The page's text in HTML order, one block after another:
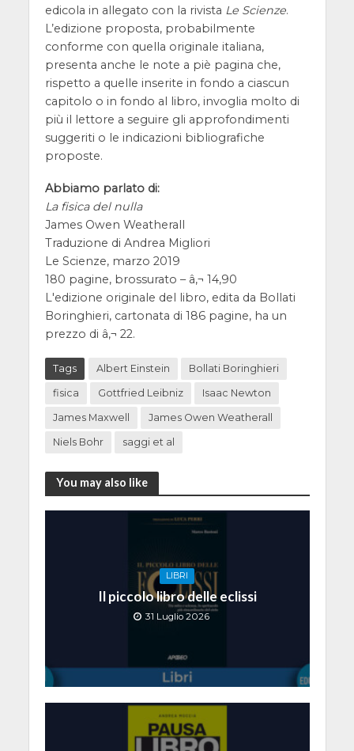
edicola in allegato con la rivista Le Scienze.
L’edizione proposta, probabilmente
conforme con quella originale italiana,
presenta anche le note a piè pagina che,
rispetto a quelle inserite in fondo a ciascun
capitolo o in fondo al libro, invoglia molto di
più il lettore a seguire gli approfondimenti
suggeriti o le indicazioni bibliografiche
proposte.
Abbiamo parlato di:
La fisica del nulla
James Owen Weatherall
Traduzione di Andrea Migliori
Le Scienze, marzo 2019
180 pagine, brossurato – â‚¬ 14,90
L'edizione originale del libro, edita da Bollati
Boringhieri, cartonata di 186 pagine, ha un
prezzo di â‚¬ 22.
Tags Albert Einstein Bollati Boringhieri
fisica Gottfried Leibniz Isaac Newton
James Maxwell James Owen Weatherall
Niels Bohr saggi et al
You may also like
LIBRI
Il piccolo libro delle eclissi
31 Luglio 2026